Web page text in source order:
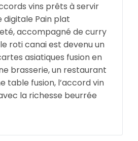
vins prêts à servir
Pain plat
accompagné de curry
roti canai est devenu un
asiatiques fusion en
brasserie, un restaurant
table fusion, l’accord vin
la richesse beurrée